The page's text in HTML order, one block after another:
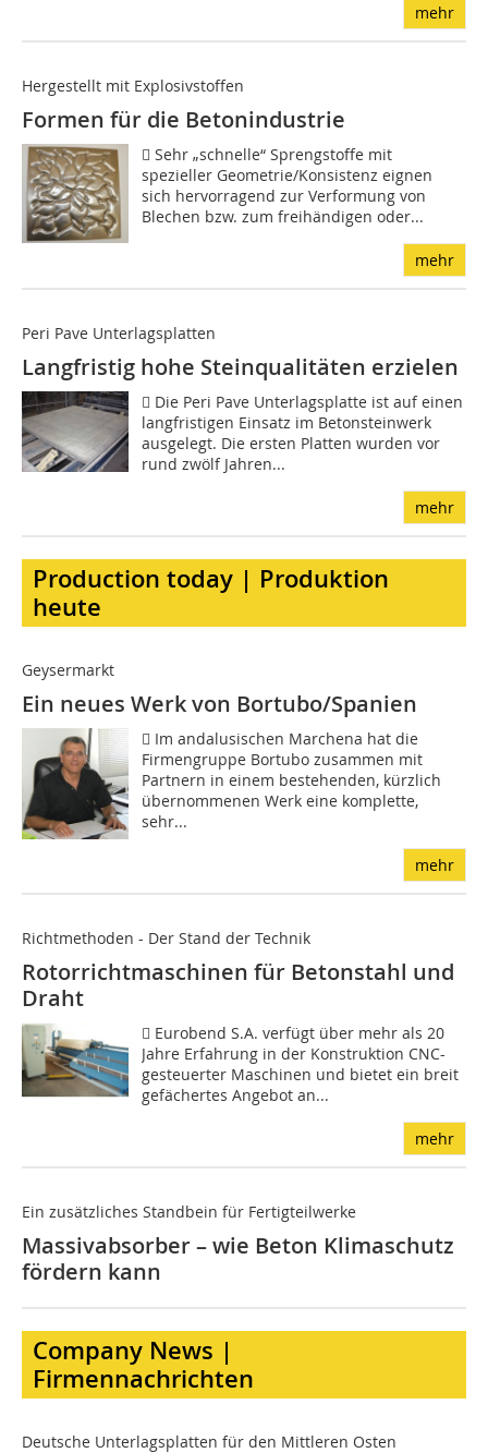
mehr
Hergestellt mit Explosivstoffen
Formen für die Betonindustrie
 Sehr „schnelle“ Sprengstoffe mit
spezieller Geometrie/Konsistenz eignen
sich hervorragend zur Verformung von
Blechen bzw. zum freihändigen oder...
mehr
Peri Pave Unterlagsplatten
Langfristig hohe Steinqualitäten erzielen
 Die Peri Pave Unterlagsplatte ist auf einen
langfristigen Einsatz im Betonsteinwerk
ausgelegt. Die ersten Platten wurden vor
rund zwölf Jahren...
mehr
Production today | Produktion
heute
Geysermarkt
Ein neues Werk von Bortubo/Spanien
 Im andalusischen Marchena hat die
Firmengruppe Bortubo zusammen mit
Partnern in einem bestehenden, kürzlich
übernommenen Werk eine komplette,
sehr...
mehr
Richtmethoden - Der Stand der Technik
Rotorrichtmaschinen für Betonstahl und
Draht
 Eurobend S.A. verfügt über mehr als 20
Jahre Erfahrung in der Konstruktion CNC-
gesteuerter Maschinen und bietet ein breit
gefächertes Angebot an...
mehr
Ein zusätzliches Standbein für Fertigteilwerke
Massivabsorber – wie Beton Klimaschutz
fördern kann
Company News |
Firmennachrichten
Deutsche Unterlagsplatten für den Mittleren Osten